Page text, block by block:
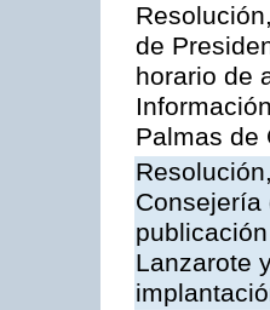
de
horario de
Palmas de
Consejería
Lanzarote